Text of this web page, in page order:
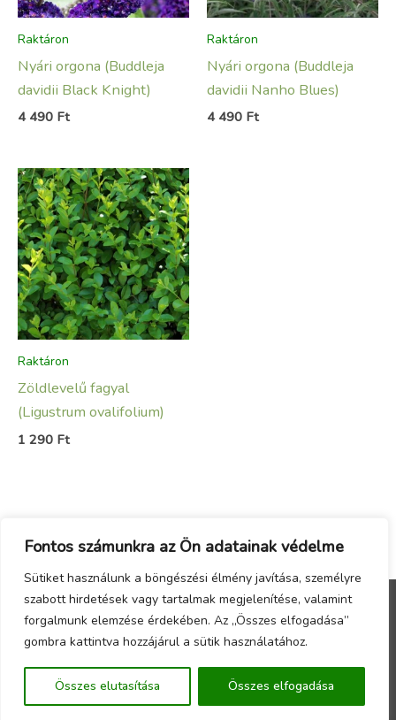
Fontos számunkra az Ön adatainak védelme
Sütiket használunk a böngészési élmény javítása, személyre
szabott hirdetések vagy tartalmak megjelenítése, valamint
forgalmunk elemzése érdekében. Az „Összes elfogadása”
gombra kattintva hozzájárul a sütik használatához.
Összes elutasítása Összes elfogadása
Raktáron
Nyári orgona (Buddleja
davidii Black Knight)
4 490 Ft
Raktáron
Nyári orgona (Buddleja
davidii Nanho Blues)
4 490 Ft
Raktáron
Zöldlevelű fagyal
(Ligustrum ovalifolium)
1 290 Ft
Menu
Copyright © 2026 - Örökzöld Faiskola Webáruház -
Készítette a
CsabaInformatika.NET